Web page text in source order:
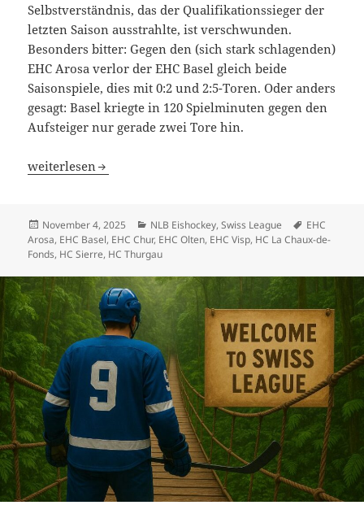
Selbstverständnis, das der Qualifikationssieger der
letzten Saison ausstrahlte, ist verschwunden.
Besonders bitter: Gegen den (sich stark schlagenden)
EHC Arosa verlor der EHC Basel gleich beide
Saisonspiele, dies mit 0:2 und 2:5-Toren. Oder anders
gesagt: Basel kriegte in 120 Spielminuten gegen den
Aufsteiger nur gerade zwei Tore hin.
Die Durststrecke des EHC Basel hält an
weiterlesen
Veröffentlicht
am
November 4, 2025 Kategorien
NLB Eishockey,Swiss League
EHC
Arosa, EHC Basel, EHC Chur, EHC Olten, EHC Visp, HC La Chaux-de-
Fonds, HC Sierre, HC Thurgau